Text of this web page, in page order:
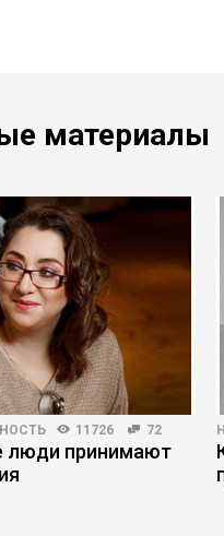
материалы
11726 72
люди принимают